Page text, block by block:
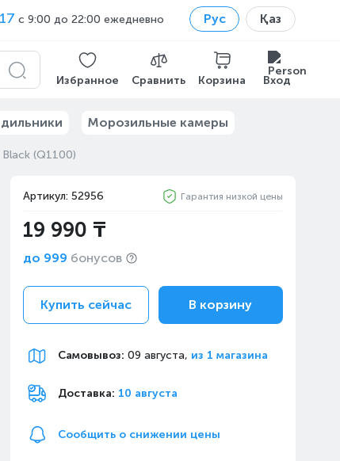
с 9:00 до 22:00 ежедневно Рус Қаз
Избранное Сравнить Корзина Вход
Морозильные камеры
(Q1100)
Артикул: 52956 Гарантия низкой цены
19 990 ₸
до 999 бонусов
Купить сейчас В корзину
Самовывоз: 09 августа, из 1 магазина
Доставка: 10 августа
Сообщить о снижении цены